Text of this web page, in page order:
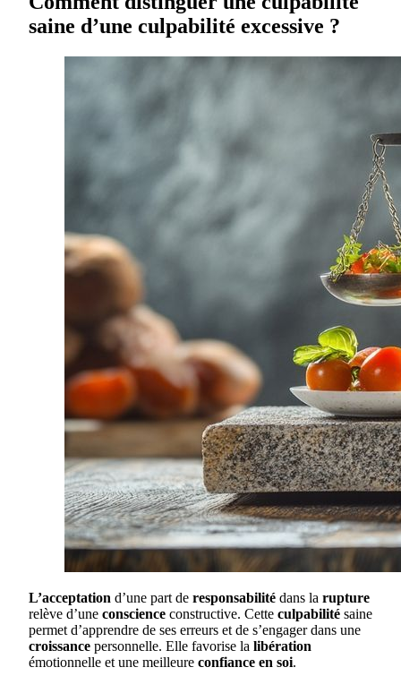
saine d’une culpabilité excessive ?
L’acceptation d’une part de responsabilité dans la rupture
relève d’une conscience constructive. Cette culpabilité saine
permet d’apprendre de ses erreurs et de s’engager dans une
croissance personnelle. Elle favorise la libération
émotionnelle et une meilleure confiance en soi.